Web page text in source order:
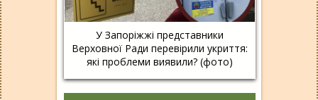
У Запоріжжі представники
Верховної Ради перевірили укриття:
які проблеми виявили? (фото)